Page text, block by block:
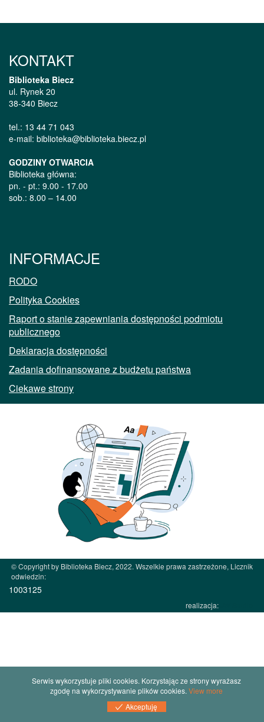
KONTAKT
Biblioteka Biecz
ul. Rynek 20
38-340 Biecz
tel.: 13 44 71 043
e-mail: biblioteka@biblioteka.biecz.pl
GODZINY OTWARCIA
Biblioteka główna:
pn. - pt.: 9.00 - 17.00
sob.: 8.00 – 14.00
INFORMACJE
RODO
Polityka Cookies
Raport o stanie zapewniania dostępności podmiotu
publicznego
Deklaracja dostępności
Zadania dofinansowane z budżetu państwa
Ciekawe strony
© Copyright by Biblioteka Biecz, 2022. Wszelkie prawa zastrzeżone, Licznik
odwiedzin:
1003125
realizacja:
Serwis wykorzystuje pliki cookies. Korzystając ze strony wyrażasz
zgodę na wykorzystywanie plików cookies. View more
Akceptuję